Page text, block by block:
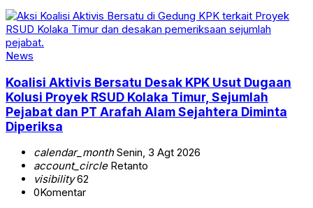
News
Koalisi Aktivis Bersatu Desak KPK Usut Dugaan
Kolusi Proyek RSUD Kolaka Timur, Sejumlah
Pejabat dan PT Arafah Alam Sejahtera Diminta
Diperiksa
calendar_monthSenin, 3 Agt 2026
account_circleRetanto
visibility62
0Komentar